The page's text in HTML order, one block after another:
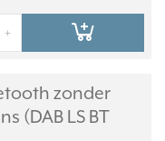
+
zonder
(DAB LS BT